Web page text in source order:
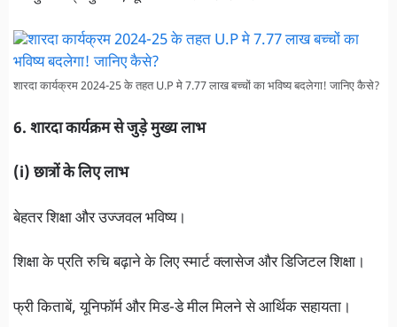
शारदा कार्यक्रम 2024-25 के तहत U.P मे 7.77 लाख बच्चों का भविष्य बदलेगा! जानिए कैसे?
6. शारदा कार्यक्रम से जुड़े मुख्य लाभ
(i) छात्रों के लिए लाभ
बेहतर शिक्षा और उज्जवल भविष्य।
शिक्षा के प्रति रुचि बढ़ाने के लिए स्मार्ट क्लासेज और डिजिटल शिक्षा।
फ्री किताबें, यूनिफॉर्म और मिड-डे मील मिलने से आर्थिक सहायता।